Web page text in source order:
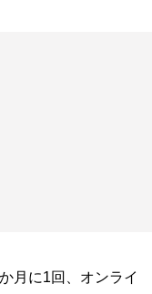
月に1回、オンライ